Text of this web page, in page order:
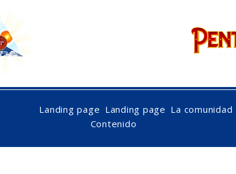
Landing page Landing page La comunidad
Contenido